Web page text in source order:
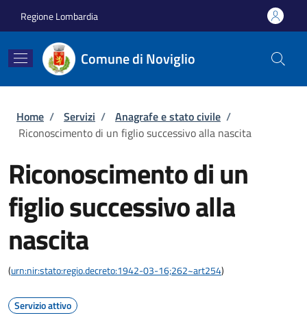
Regione Lombardia
Comune di Noviglio
Briciole di pane
Home / Servizi / Anagrafe e stato civile /
Riconoscimento di un figlio successivo alla nascita
Riconoscimento di un
figlio successivo alla
nascita
(urn:nir:stato:regio.decreto:1942-03-16;262~art254)
Servizio attivo